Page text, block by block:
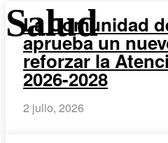
Salud
La Comunidad
aprueba un
reforzar la
2026-2028
2 julio, 2026